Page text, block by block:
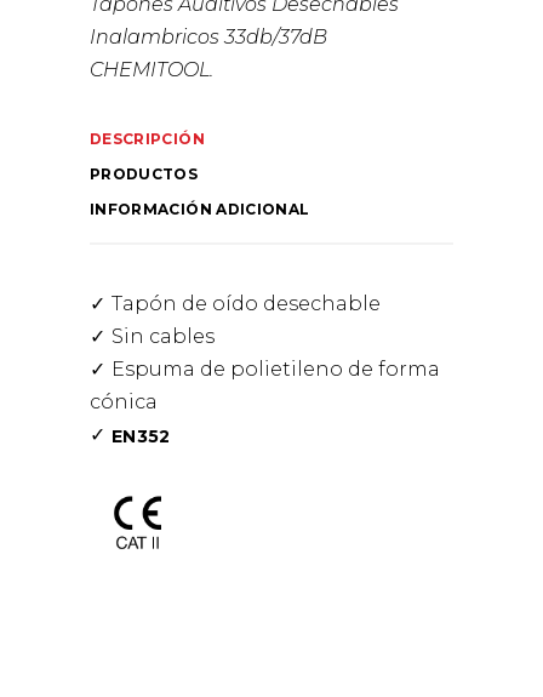
Inalambricos 33db/37dB
CHEMITOOL.
DESCRIPCIÓN
INFORMACIÓN ADICIONAL
PRODUCTOS
Tapón de oído desechable
Sin cables
Espuma de polietileno de forma
cónica
EN352